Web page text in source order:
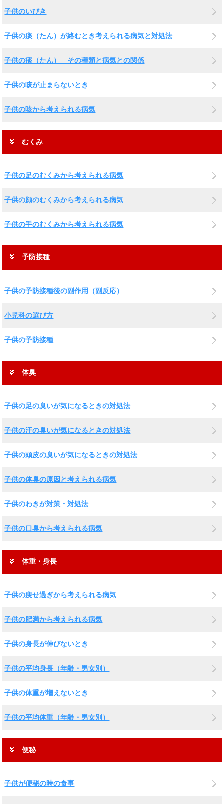
子供のいびき
子供の痰（たん）が絡むとき考えられる病気と対処法
子供の痰（たん） その種類と病気との関係
子供の咳が止まらないとき
子供の咳から考えられる病気
むくみ
子供の足のむくみから考えられる病気
子供の顔のむくみから考えられる病気
子供の手のむくみから考えられる病気
予防接種
子供の予防接種後の副作用（副反応）
小児科の選び方
子供の予防接種
体臭
子供の足の臭いが気になるときの対処法
子供の汗の臭いが気になるときの対処法
子供の頭皮の臭いが気になるときの対処法
子供の体臭の原因と考えられる病気
子供のわきが対策・対処法
子供の口臭から考えられる病気
体重・身長
子供の痩せ過ぎから考えられる病気
子供の肥満から考えられる病気
子供の身長が伸びないとき
子供の平均身長（年齢・男女別）
子供の体重が増えないとき
子供の平均体重（年齢・男女別）
便秘
子供が便秘の時の食事